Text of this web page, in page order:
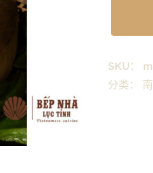
SKU：
分类：